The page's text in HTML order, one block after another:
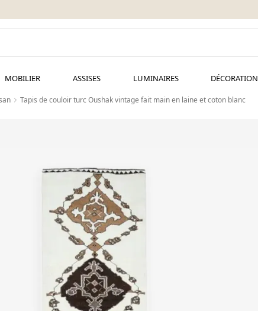
MOBILIER ASSISES LUMINAIRES DÉCORATION
Tapis de couloir turc Oushak vintage fait main en laine et coton blanc